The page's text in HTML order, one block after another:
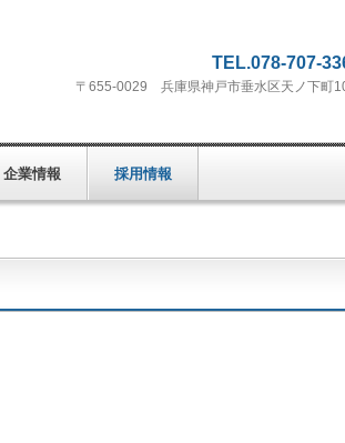
TEL.078-707-
〒655-0029 兵庫県神戸市垂水区天ノ下町
企業情報 採用情報